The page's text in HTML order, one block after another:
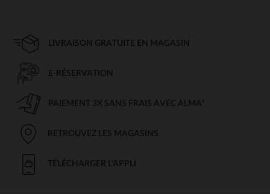
LIVRAISON GRATUITE EN MAGASIN
E-RÉSERVATION
PAIEMENT 3X SANS FRAIS AVEC ALMA*
RETROUVEZ LES MAGASINS
TÉLÉCHARGER L'APPLI